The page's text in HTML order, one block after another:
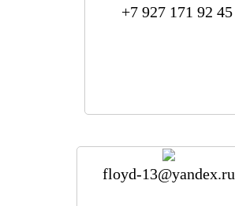
+7 927 171 92 45
floyd-13@yandex.ru